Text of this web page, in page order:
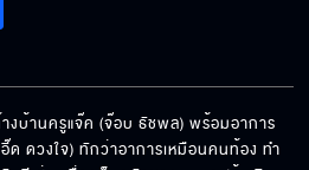
งบ้านครูแจ๊ค (จ๊อบ ธัชพล) พร้อมอาการ
ด ดวงใจ) ทักว่าอาการเหมือนคนท้อง ทำ